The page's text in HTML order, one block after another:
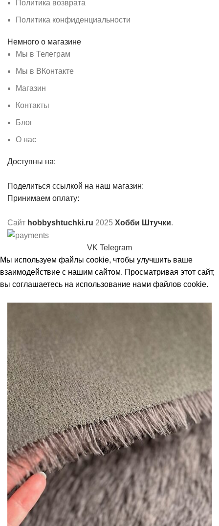
Политика возврата
Политика конфиденциальности
Немного о магазине
Мы в Телеграм
Мы в ВКонтакте
Магазин
Контакты
Блог
О нас
Доступны на:
Поделиться ссылкой на наш магазин:
Принимаем оплату:
Сайт hobbyshtuchki.ru 2025 Хобби Штучки.
VK Telegram
Мы используем файлы cookie, чтобы улучшить ваше
взаимодействие с нашим сайтом. Просматривая этот сайт,
вы соглашаетесь на использование нами файлов cookie.